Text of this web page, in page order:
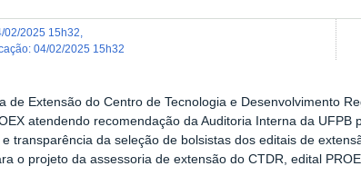
02/2025 15h32
:04/02/2025 15h32
de Extensão do Centro de Tecnologia e Desenvolvimento
atendendo recomendação da Auditoria Interna da
e transparência da seleção de bolsistas dos editais de
o projeto da assessoria de extensão do CTDR, edital